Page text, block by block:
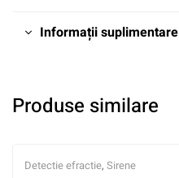
Informații suplimentare
Produse similare
Detectie efractie, Sirene